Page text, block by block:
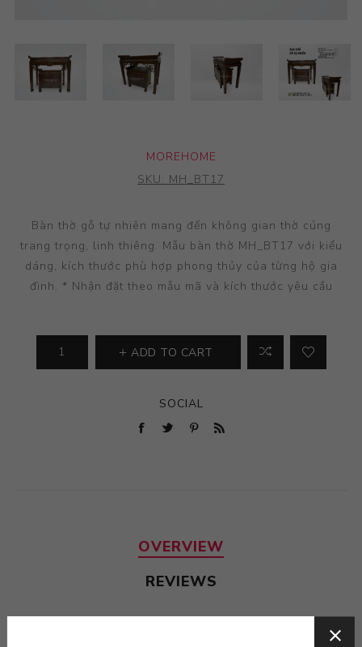
MOREHOME
SKU: MH_BT17
Bàn thờ gỗ tự nhiên mang đến không gian thờ cúng
trang trọng, linh thiêng. Mẫu bàn thờ MH_BT17 với kiểu
dáng, kích thước phù hợp phong thủy của từng hộ gia
đình. * Nhận đặt theo mẫu mã và kích thước yêu cầu
ADD TO CART
SOCIAL
OVERVIEW
REVIEWS